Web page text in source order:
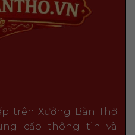
trên Xưởng Bàn Thờ
cấp thông tin và